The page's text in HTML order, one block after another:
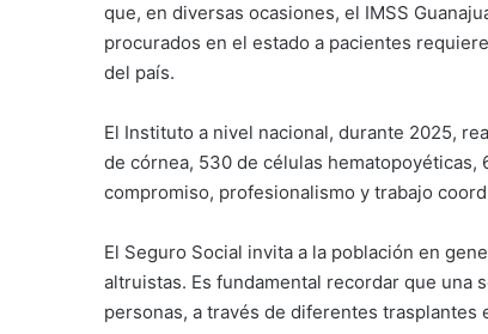
que, en diversas ocasiones, el IMSS
procurados en el estado a pacientes
del país.
El Instituto a nivel nacional, durante 2025,
de córnea, 530 de células
compromiso, profesionalismo y trabajo
El Seguro Social invita a la población en
altruistas. Es fundamental recordar que una
personas, a través de diferentes trasplantes